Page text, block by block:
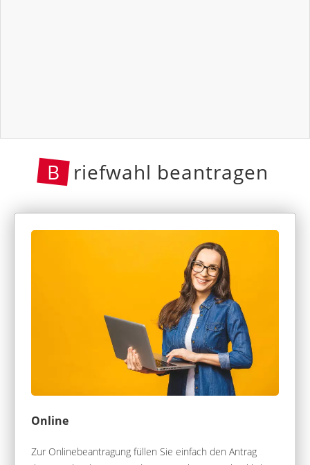
B riefwahl beantragen
Online
Zur Onlinebeantragung füllen Sie einfach den Antrag